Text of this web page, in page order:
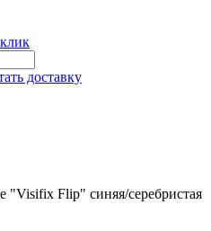
доставку
"Visifix Flip" синяя/серебристая